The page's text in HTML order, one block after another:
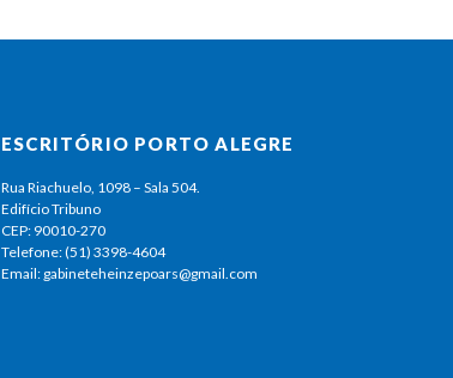
ESCRITÓRIO PORTO ALEGRE
Rua Riachuelo, 1098 – Sala 504.
Edifício Tribuno
CEP: 90010-270
Telefone: (51) 3398-4604
Email: gabineteheinzepoars@gmail.com